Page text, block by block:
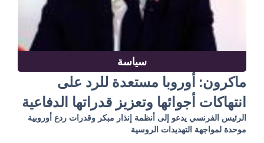
سياسة
ماكرون: أوروبا مستعدة للرد على
انتهاكات أجوائها وتعزيز قدراتها الدفاعية
الرئيس الفرنسي يدعو إلى أنظمة إنذار مبكر وقدرات ردع أوروبية
موحدة لمواجهة التهديدات الروسية